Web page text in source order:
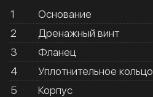
1
Основание
2
Дренажный винт
3
Фланец
4
Уплотнительное кольцо
5
Корпус